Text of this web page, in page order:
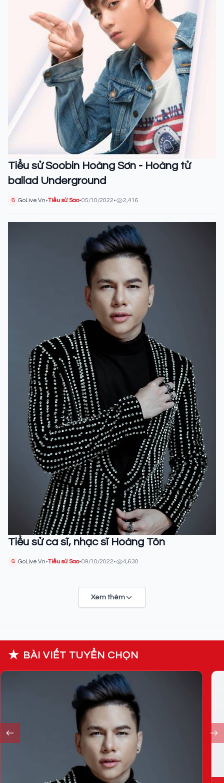
Tiểu sử Soobin Hoàng Sơn - Hoàng tử
ballad Underground
G GoLive.Vn•Tiểu sử Sao•05/10/2022• 2,416
Tiểu sử ca sĩ, nhạc sĩ Hoàng Tôn
G GoLive.Vn•Tiểu sử Sao•09/10/2022• 4,630
Xem thêm
★ BÀI VIẾT TUYỂN CHỌN